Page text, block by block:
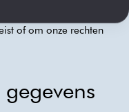
of om onze rechten